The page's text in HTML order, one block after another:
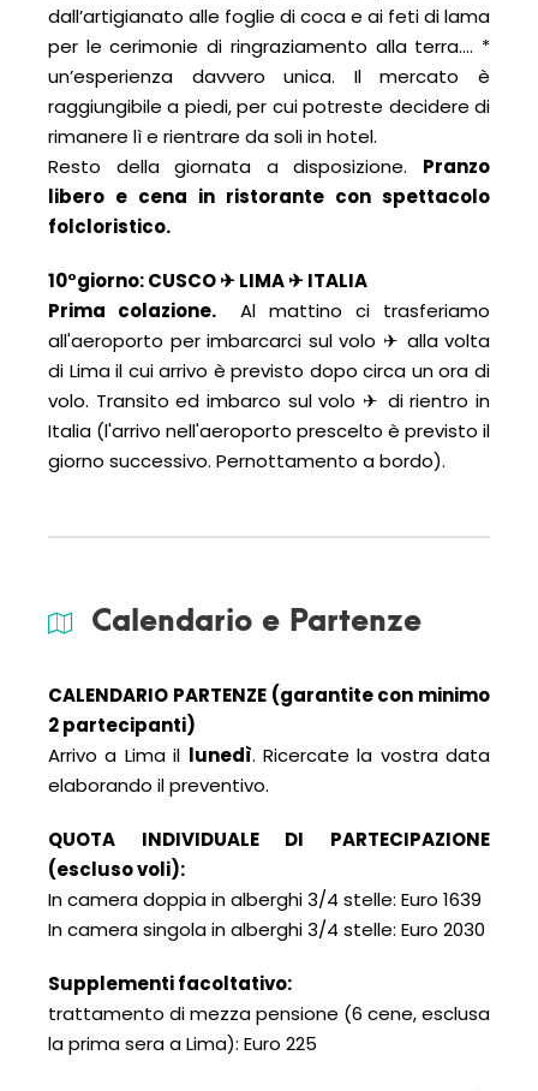
dall’artigianato alle foglie di coca e ai feti di lama
per le cerimonie di ringraziamento alla terra…. *
un’esperienza davvero unica. Il mercato è
raggiungibile a piedi, per cui potreste decidere di
rimanere lì e rientrare da soli in hotel.
Resto della giornata a disposizione. Pranzo
libero e cena in ristorante con spettacolo
folcloristico.
10°giorno: CUSCO ✈ LIMA ✈ ITALIA
Prima colazione. Al mattino ci trasferiamo
all'aeroporto per imbarcarci sul volo ✈ alla volta
di Lima il cui arrivo è previsto dopo circa un ora di
volo. Transito ed imbarco sul volo ✈ di rientro in
Italia (l'arrivo nell'aeroporto prescelto è previsto il
giorno successivo. Pernottamento a bordo).
Calendario e Partenze
CALENDARIO PARTENZE (garantite con minimo
2 partecipanti)
Arrivo a Lima il lunedì. Ricercate la vostra data
elaborando il preventivo.
QUOTA INDIVIDUALE DI PARTECIPAZIONE
(escluso voli):
In camera doppia in alberghi 3/4 stelle: Euro 1639
In camera singola in alberghi 3/4 stelle: Euro 2030
Supplementi facoltativo:
trattamento di mezza pensione (6 cene, esclusa
la prima sera a Lima): Euro 225